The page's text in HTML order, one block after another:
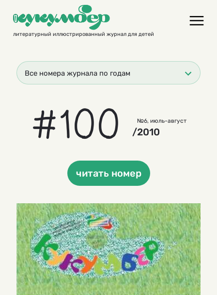
contentлитературный иллюстрированный журнал для детей
Все номера журнала по годам
#100 №6, июль-август
/2010
читать номер